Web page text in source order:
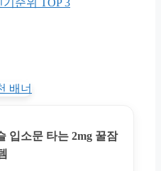
입소문 타는 2mg 꿀잠